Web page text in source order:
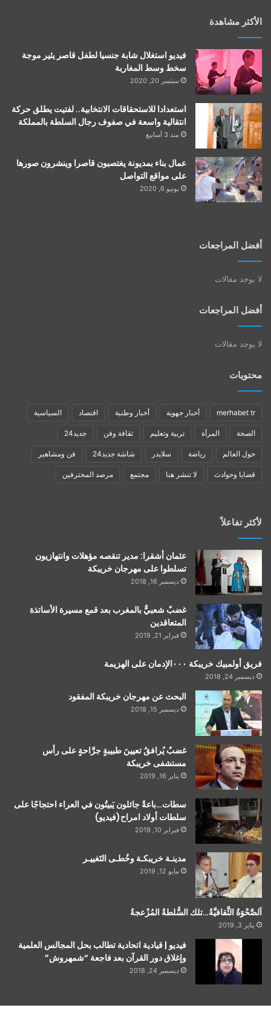
الأكثر مشاهدة
فيديو استغلال شابة جنسيا لطفل قاصر يثير موجة
سخط وسط المغاربة
سبتمبر 20, 2020
استعدادا للاستحقاقات الانتخابية.. لفتيت يطلق حركة
انتقالية واسعة في صفوف رجال السلطة بالمملكة
منذ 3 أسابيع
عمال بناء بمديونة يغتصبون قاصرا وينشرون صورها
على مواقع التواصل
يونيو 6, 2020
أفضل المراجعات
لا يوجد مقالات
أفضل المراجعات
لا يوجد مقالات
محتويات
merhabet tr أخبار جهوية أخبار وطنية اقتصاد السياسية
الصحة المرأة تربية وتعليم ثقافة وفن جديد24
حول العالم رياضة سلايدر شاشة جديد24 فن ومشاهير
قضايا وحوادث لا تنشر هنا مجتمع مرصد المحترفين
لأكثر تفاعلاً
عثمان أشقرا: مدير تنقصه مؤهلات وانتهازيون
تسلطوا على مهرجان خريبكة
ديسمبر 16, 2018
غضبٌ شعبيٌّ بالمغرب بعد قمع مسيرة الأساتذة
المتعاقدين
فبراير 21, 2019
فريق أولمبيك خريبكة ٠٠٠الإدمان على الهزيمة
ديسمبر 24, 2018
البحث عن مهرجان خريبكة المفقود
ديسمبر 15, 2018
غضبٌ يُرافقُ تعيينَ طبيبةٍ جرَّاحةٍ على رأس
مستشفى خريبكة
يناير 16, 2019
سطات…باعةٌ جائلون يَبيتُون في العراء احتجاجًا على
سلطات أولاد امراح(فيديو)
فبراير 10, 2019
مدينـة خريبكـة وخُطـى التَغييـر
مايو 12, 2019
اَلصَّحْوَةُ الثَّقافيَّةُ…تلك السُّلطةُ المُزْعجةُ
يناير 3, 2019
فيديو | قيادية اتحادية تطالب بحل المجالس العلمية
وإغلاق دور القرآن بعد فاجعة “شمهروش”
ديسمبر 24, 2018